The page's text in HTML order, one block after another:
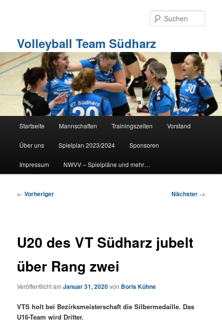
Volleyball Team Südharz
Startseite Mannschaften Trainingszeiten Vorstand
Über uns Spielplan 2023/2024 Sponsoren
Impressum NWVV – Spielpläne und mehr…
Beitragsnavigation
← Vorheriger Nächster →
U20 des VT Südharz jubelt
über Rang zwei
Veröffentlicht amJanuar 31, 2020von Boris Kühne
VTS holt bei Bezirksmeisterschaft die Silbermedaille. Das
U16-Team wird Dritter.